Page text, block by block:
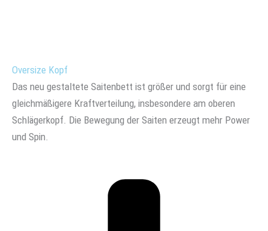
Oversize Kopf
Das neu gestaltete Saitenbett ist größer und sorgt für eine
gleichmäßigere Kraftverteilung, insbesondere am oberen
Schlägerkopf. Die Bewegung der Saiten erzeugt mehr Power
und Spin.